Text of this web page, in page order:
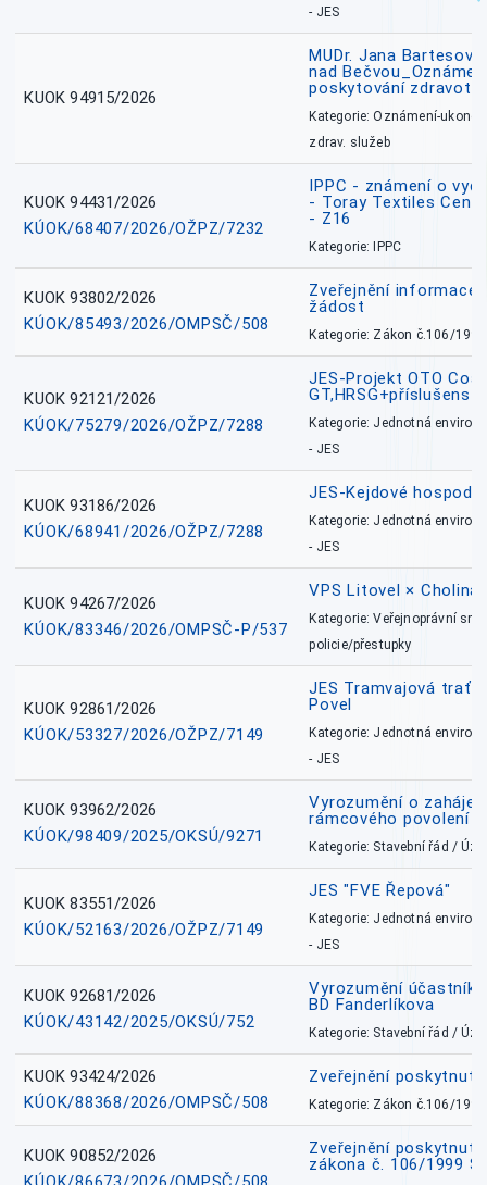
- JES
KUOK 94915/2026
MUDr. Jana
nad
poskytování
Kategorie: Oznámení-
zdrav. služeb
KUOK 94431/2026
KÚOK/68407/2026/OŽPZ/7232
IPPC - známení o
- Toray Textiles
- Z16
Kategorie: IPPC
KUOK 93802/2026
KÚOK/85493/2026/OMPSČ/508
Zveřejnění informace
žádost
Kategorie: Zákon č.106/1999
KUOK 92121/2026
KÚOK/75279/2026/OŽPZ/7288
JES-Projekt OTO
Kategorie: Jednotná
- JES
KUOK 93186/2026
KÚOK/68941/2026/OŽPZ/7288
JES-Kejdové
Kategorie: Jednotná
- JES
KUOK 94267/2026
KÚOK/83346/2026/OMPSČ-P/537
VPS Litovel ×
Kategorie: Veřejnoprávní
policie/přestupky
KUOK 92861/2026
KÚOK/53327/2026/OŽPZ/7149
JES Tramvajová trať
Povel
Kategorie: Jednotná
- JES
KUOK 93962/2026
KÚOK/98409/2025/OKSÚ/9271
Vyrozumění o
rámcového povolení
Kategorie: Stavební řád /
KUOK 83551/2026
KÚOK/52163/2026/OŽPZ/7149
JES "FVE Řepová"
Kategorie: Jednotná
- JES
KUOK 92681/2026
KÚOK/43142/2025/OKSÚ/752
Vyrozumění
BD Fanderlíkova
Kategorie: Stavební řád /
KUOK 93424/2026
KÚOK/88368/2026/OMPSČ/508
Zveřejnění
Kategorie: Zákon č.106/1999
KUOK 90852/2026
Zveřejnění
zákona č. 106/1999